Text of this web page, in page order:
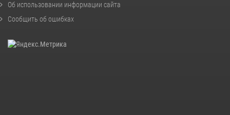
Об использовании информации сайта
Сообщить об ошибках